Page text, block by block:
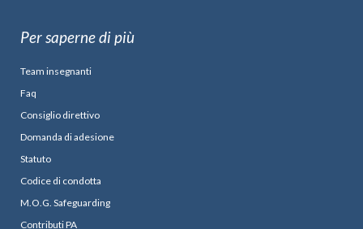
Per saperne di più
Team insegnanti
Faq
Consiglio direttivo
Domanda di adesione
Statuto
Codice di condotta
M.O.G. Safeguarding
Contributi PA